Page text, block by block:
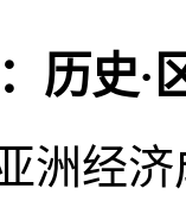
历史·
洲经